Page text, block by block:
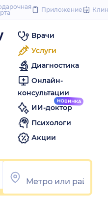
to
Приложение
Врачи
Услуги
Диагностика
Онлайн-
консультации
ИИ-доктор
Психологи
Акции